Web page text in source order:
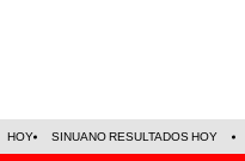
HOY SINUANO RESULTADOS HOY